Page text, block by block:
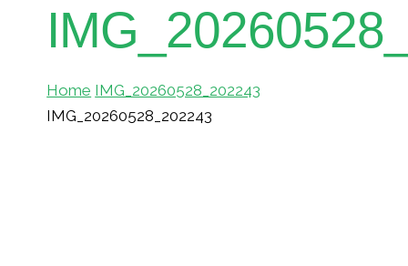
Home IMG_20260528_202243
IMG_20260528_202243